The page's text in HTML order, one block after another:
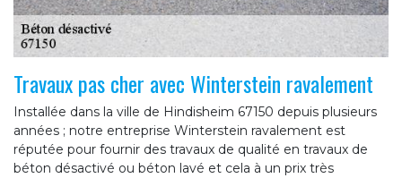
Travaux pas cher avec Winterstein ravalement
Installée dans la ville de Hindisheim 67150 depuis plusieurs
années ; notre entreprise Winterstein ravalement est
réputée pour fournir des travaux de qualité en travaux de
béton désactivé ou béton lavé et cela à un prix très